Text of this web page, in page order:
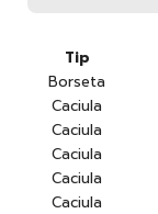
Tip
Borseta
Caciula
Caciula
Caciula
Caciula
Caciula